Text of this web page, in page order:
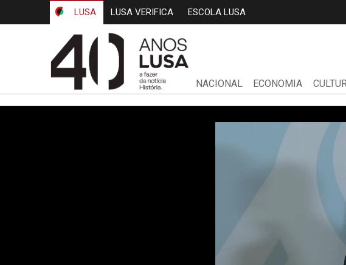
LUSA LUSA VERIFICA ESCOLA LUSA
NACIONAL ECONOMIA